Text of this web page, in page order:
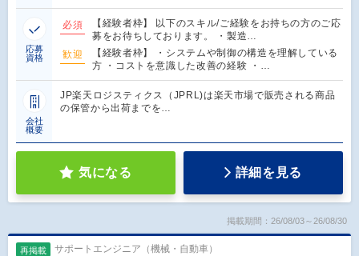
応募
資格
必須
【経験者枠】 以下のスキル/ご経験をお持ちの⽅のご応
募をお待ちしております。 ・製造…
歓迎
【経験者枠】 ・システムや制御の構造を理解している
⽅ ・コストを意識した改善の経験 ・…
会社
概要
JP楽天ロジスティクス（JPRL)は楽天市場で販売される商品
の保管から出荷までを…
気になる 詳細を見る
掲載期間：26/08/03～26/08/30
再掲載 サポートエンジニア（機械・自動車）